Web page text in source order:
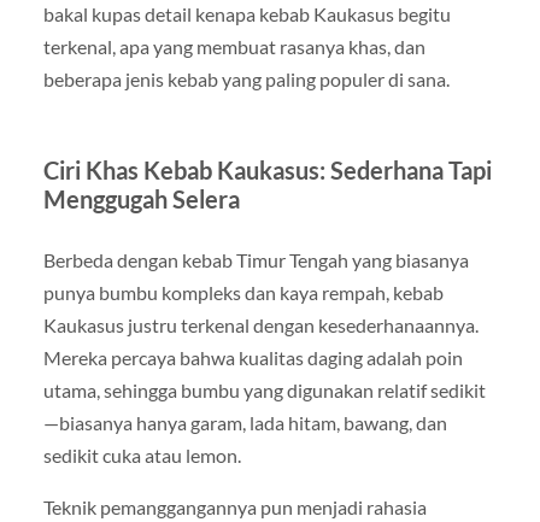
bakal kupas detail kenapa kebab Kaukasus begitu
terkenal, apa yang membuat rasanya khas, dan
beberapa jenis kebab yang paling populer di sana.
Ciri Khas Kebab Kaukasus: Sederhana Tapi
Menggugah Selera
Berbeda dengan kebab Timur Tengah yang biasanya
punya bumbu kompleks dan kaya rempah, kebab
Kaukasus justru terkenal dengan kesederhanaannya.
Mereka percaya bahwa kualitas daging adalah poin
utama, sehingga bumbu yang digunakan relatif sedikit
—biasanya hanya garam, lada hitam, bawang, dan
sedikit cuka atau lemon.
Teknik pemanggangannya pun menjadi rahasia